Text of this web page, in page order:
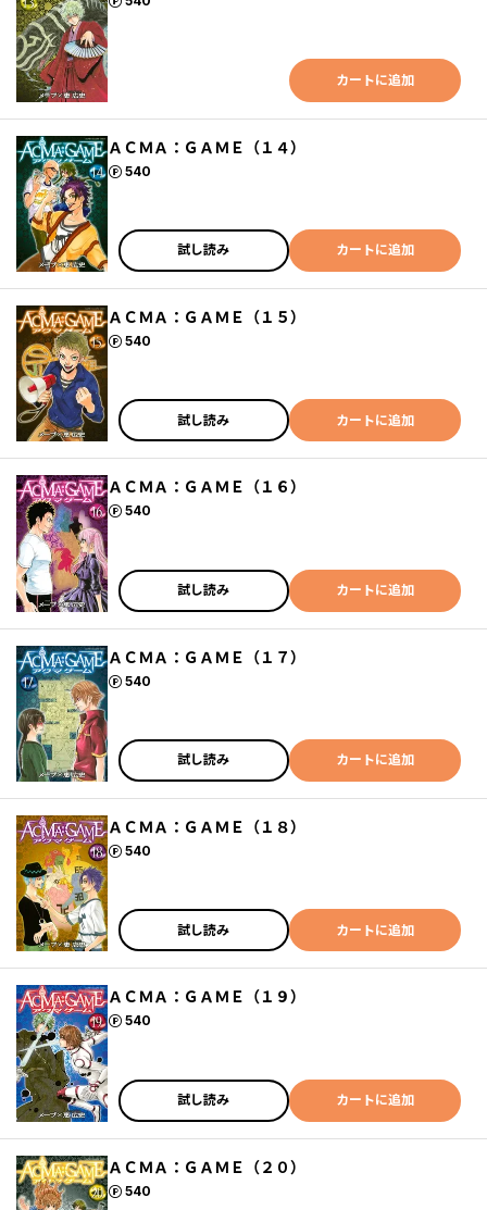
カートに追加
ＡＣＭＡ：ＧＡＭＥ（１４）
540
ポイント
試し読み カートに追加
ＡＣＭＡ：ＧＡＭＥ（１５）
540
ポイント
試し読み カートに追加
ＡＣＭＡ：ＧＡＭＥ（１６）
540
ポイント
試し読み カートに追加
ＡＣＭＡ：ＧＡＭＥ（１７）
540
ポイント
試し読み カートに追加
ＡＣＭＡ：ＧＡＭＥ（１８）
540
ポイント
試し読み カートに追加
ＡＣＭＡ：ＧＡＭＥ（１９）
540
ポイント
試し読み カートに追加
ＡＣＭＡ：ＧＡＭＥ（２０）
540
ポイント